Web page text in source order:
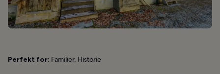
Perfekt for: Familier, Historie